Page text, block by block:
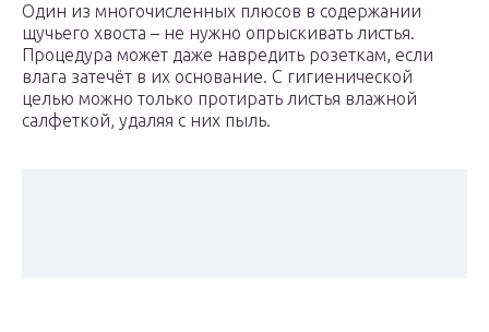
Один из многочисленных плюсов в содержании
щучьего хвоста – не нужно опрыскивать листья.
Процедура может даже навредить розеткам, если
влага затечёт в их основание. С гигиенической
целью можно только протирать листья влажной
салфеткой, удаляя с них пыль.